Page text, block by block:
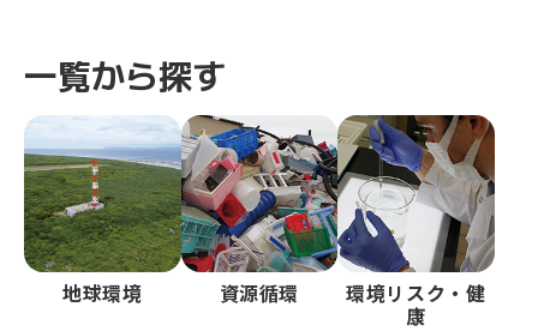
一覧から探す
地球環境 資源循環 環境リスク・健
康